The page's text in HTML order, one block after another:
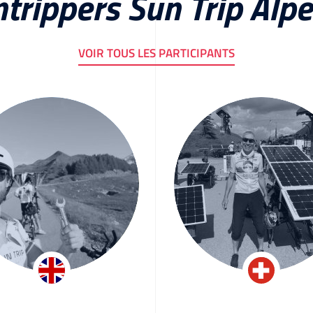
VOIR TOUS LES PARTICIPANTS
Thomas Stefan Jean-Claude